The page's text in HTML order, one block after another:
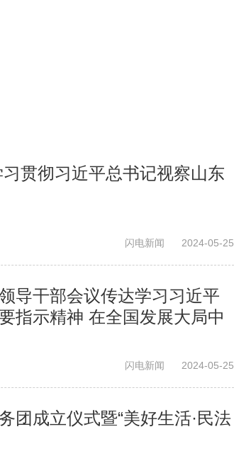
贯彻习近平总书记视察山东
闪电新闻 2024-05-25
导干部会议传达学习习近平
指示精神 在全国发展大局中
现代化山东篇章
闪电新闻 2024-05-25
团成立仪式暨“美好生活·民法